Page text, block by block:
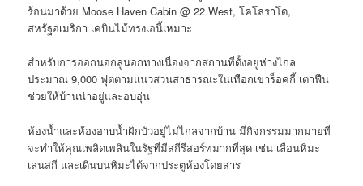
ร้อนมาด้วย Moose Haven Cabin @ 22 West, โคโลราโด,
สหรัฐอเมริกา เคบินไม้ทรงเอนี้เหมาะ
สำหรับการออกนอกลู่นอกทางเนื่องจากสถานที่ตั้งอยู่ห่างไกล
ประมาณ 9,000 ฟุตตามแนวสวนสาธารณะในเทือกเขาร็อคกี้ เตาฟืน
ช่วยให้บ้านน่าอยู่และอบอุ่น
ห้องน้ำและห้องอาบน้ำฝักบัวอยู่ไม่ไกลจากบ้าน มีกิจกรรมมากมายที่
จะทำให้คุณเพลิดเพลินในรัฐที่มีสกีรีสอร์ทมากที่สุด เช่น เลื่อนหิมะ
เล่นสกี และเดินบนหิมะได้จากประตูห้องโดยสาร